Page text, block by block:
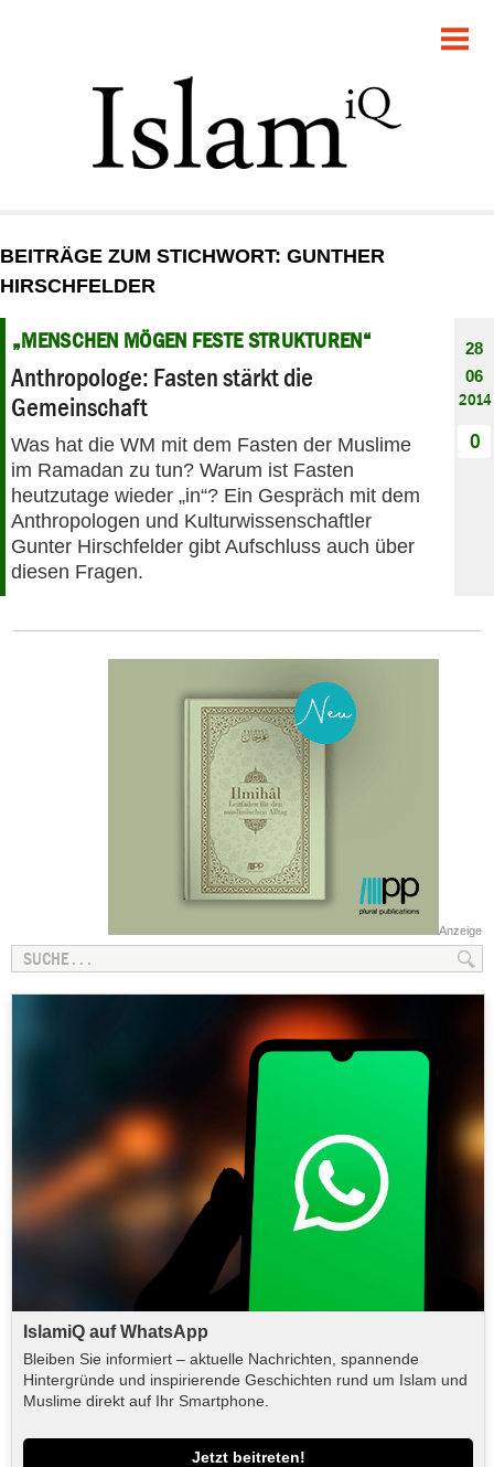
GESELLSCHAFT
STARTSEITE
DEBATTE
PANORAMA
BEITRÄGE ZUM STICHWORT: GUNTHER
HIRSCHFELDER
„MENSCHEN MÖGEN FESTE STRUKTUREN“
Anthropologe: Fasten stärkt die
Gemeinschaft
Was hat die WM mit dem Fasten der Muslime
im Ramadan zu tun? Warum ist Fasten
heutzutage wieder „in“? Ein Gespräch mit dem
Anthropologen und Kulturwissenschaftler
Gunter Hirschfelder gibt Aufschluss auch über
diesen Fragen.
28
06
2014
0
Anzeige
IslamiQ auf WhatsApp
Bleiben Sie informiert – aktuelle Nachrichten, spannende
Hintergründe und inspirierende Geschichten rund um Islam und
Muslime direkt auf Ihr Smartphone.
Jetzt beitreten!